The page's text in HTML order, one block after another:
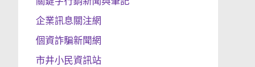
企業訊息關注網
個資詐騙新聞網
市井小民資訊站